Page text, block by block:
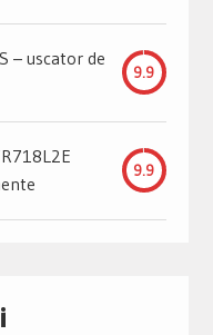
– uscator de
9.9
9.9